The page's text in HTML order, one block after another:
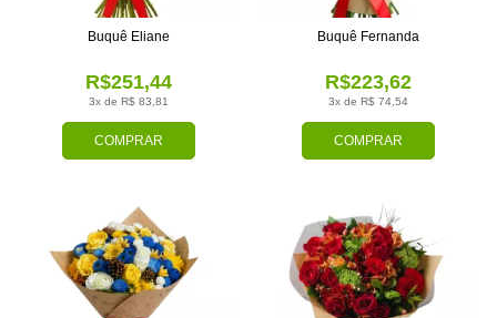
COMPRAR
3x de R$ 83,81
R$251,44
Buquê Eliane
COMPRAR
3x de R$ 74,54
R$223,62
Buquê Fernanda